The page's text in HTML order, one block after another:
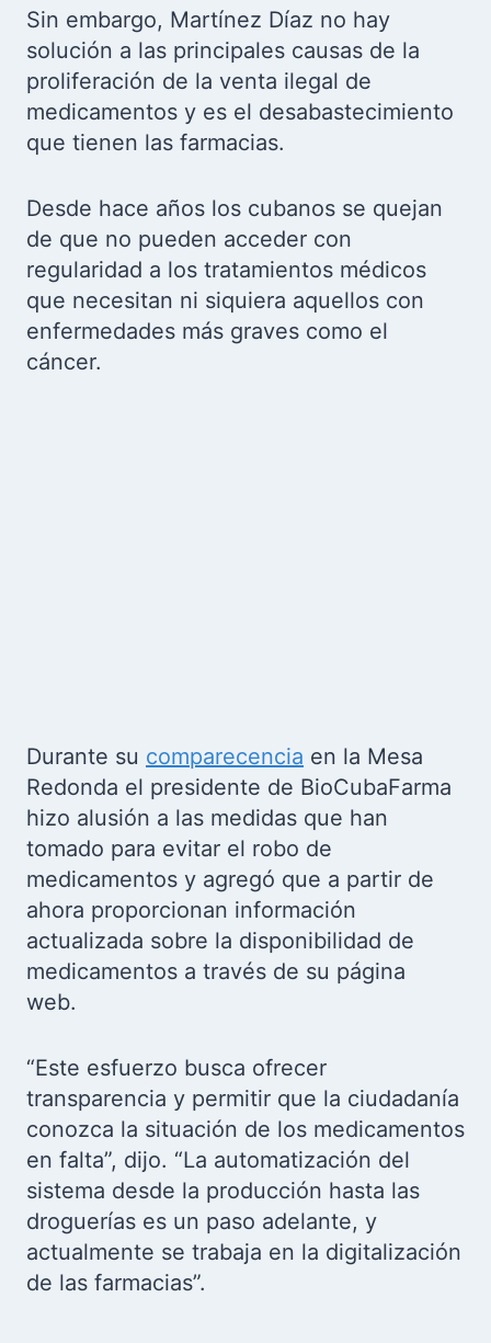
Sin embargo, Martínez Díaz no hay
solución a las principales causas de la
proliferación de la venta ilegal de
medicamentos y es el desabastecimiento
que tienen las farmacias.
Desde hace años los cubanos se quejan
de que no pueden acceder con
regularidad a los tratamientos médicos
que necesitan ni siquiera aquellos con
enfermedades más graves como el
cáncer.
Durante su comparecencia en la Mesa
Redonda el presidente de BioCubaFarma
hizo alusión a las medidas que han
tomado para evitar el robo de
medicamentos y agregó que a partir de
ahora proporcionan información
actualizada sobre la disponibilidad de
medicamentos a través de su página
web.
“Este esfuerzo busca ofrecer
transparencia y permitir que la ciudadanía
conozca la situación de los medicamentos
en falta”, dijo. “La automatización del
sistema desde la producción hasta las
droguerías es un paso adelante, y
actualmente se trabaja en la digitalización
de las farmacias”.